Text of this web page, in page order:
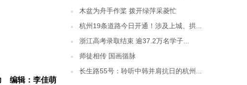
编辑：李佳萌
木盆为舟手作桨 拨开绿萍采菱忙
杭州19条道路今日开通！涉及上城、拱...
浙江高考录取结束 逾37.2万名学子...
师徒相传 国画循脉
长生路55号：聆听中韩并肩抗日的杭州...